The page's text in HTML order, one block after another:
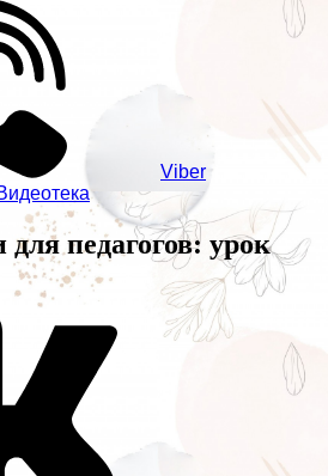
Viber
педагогов: урок